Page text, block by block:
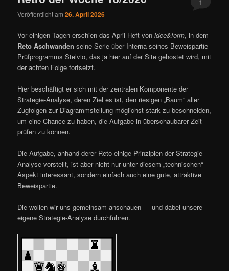
Veröffentlicht am26. April 2026
Vor einigen Tagen erschien das April-Heft vonidee&form, in dem
Reto Aschwanden seine Serie über Interna seines Beweispartie-
Prüfprogramms Stelvio, das ja hier auf der Site gehostet wird, mit
der achten Folge fortsetzt.
Hier beschäftigt er sich mit der zentralen Komponente der
Strategie-Analyse, deren Ziel es ist, den riesigen „Baum“ aller
Zugfolgen zur Diagrammstellung möglichst stark zu beschneiden,
um eine Chance zu haben, die Aufgabe in überschaubarer Zeit
prüfen zu können.
Die Aufgabe, anhand derer Reto einige Prinzipien der Strategie-
Analyse vorstellt, ist aber nicht nur unter diesem „technischen“
Aspekt interessant, sondern einfach auch eine gute, attraktive
Beweispartie.
Die wollen wir uns gemeinsam anschauen — und dabei unsere
eigene Strategie-Analyse durchführen.